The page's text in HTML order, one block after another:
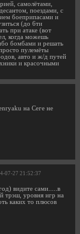
самолётами,
поездами, с
боеприпасами и
(до 6ти
при атаке (вот
когда можешь
бомбами и решать
пулемёты
авто и ж/д путей
и красочными
на Сеге не
07-27 21:52:37
видите сами.....в
трэш, уровня игр на
каких то плюсов